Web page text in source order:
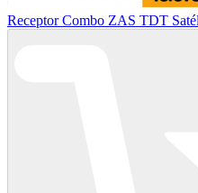
Receptor Combo ZAS TDT